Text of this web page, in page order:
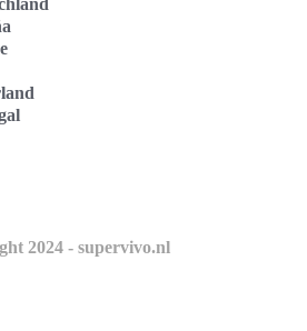
2024 - supervivo.nl